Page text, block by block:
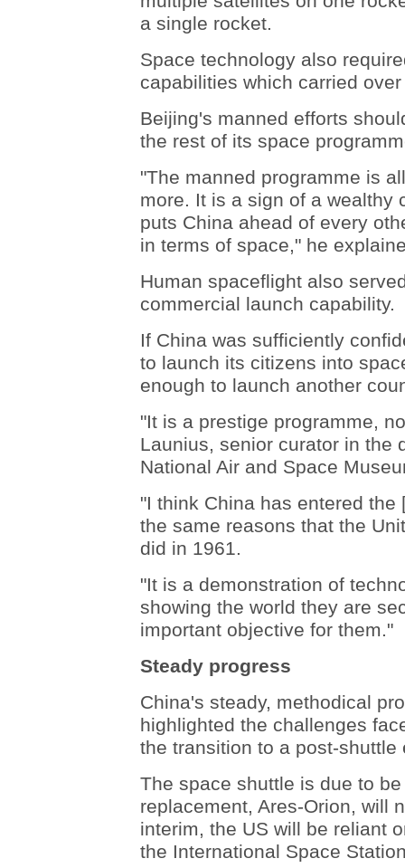
a single rocket.
Space technology also
capabilities which carried
Beijing's manned efforts
the rest of its space
"The manned programme is
more. It is a sign of a wealthy
puts China ahead of every
in terms of space," he
Human spaceflight also
commercial launch capability.
If China was sufficiently
to launch its citizens into
enough to launch another
"It is a prestige programme,
Launius, senior curator in the
National Air and Space
"I think China has entered
the same reasons that the
did in 1961.
"It is a demonstration of
showing the world they are
important objective for them."
Steady progress
China's steady, methodical
highlighted the challenges
the transition to a post-shuttle
The space shuttle is due to
replacement, Ares-Orion, will
interim, the US will be reliant
the International Space